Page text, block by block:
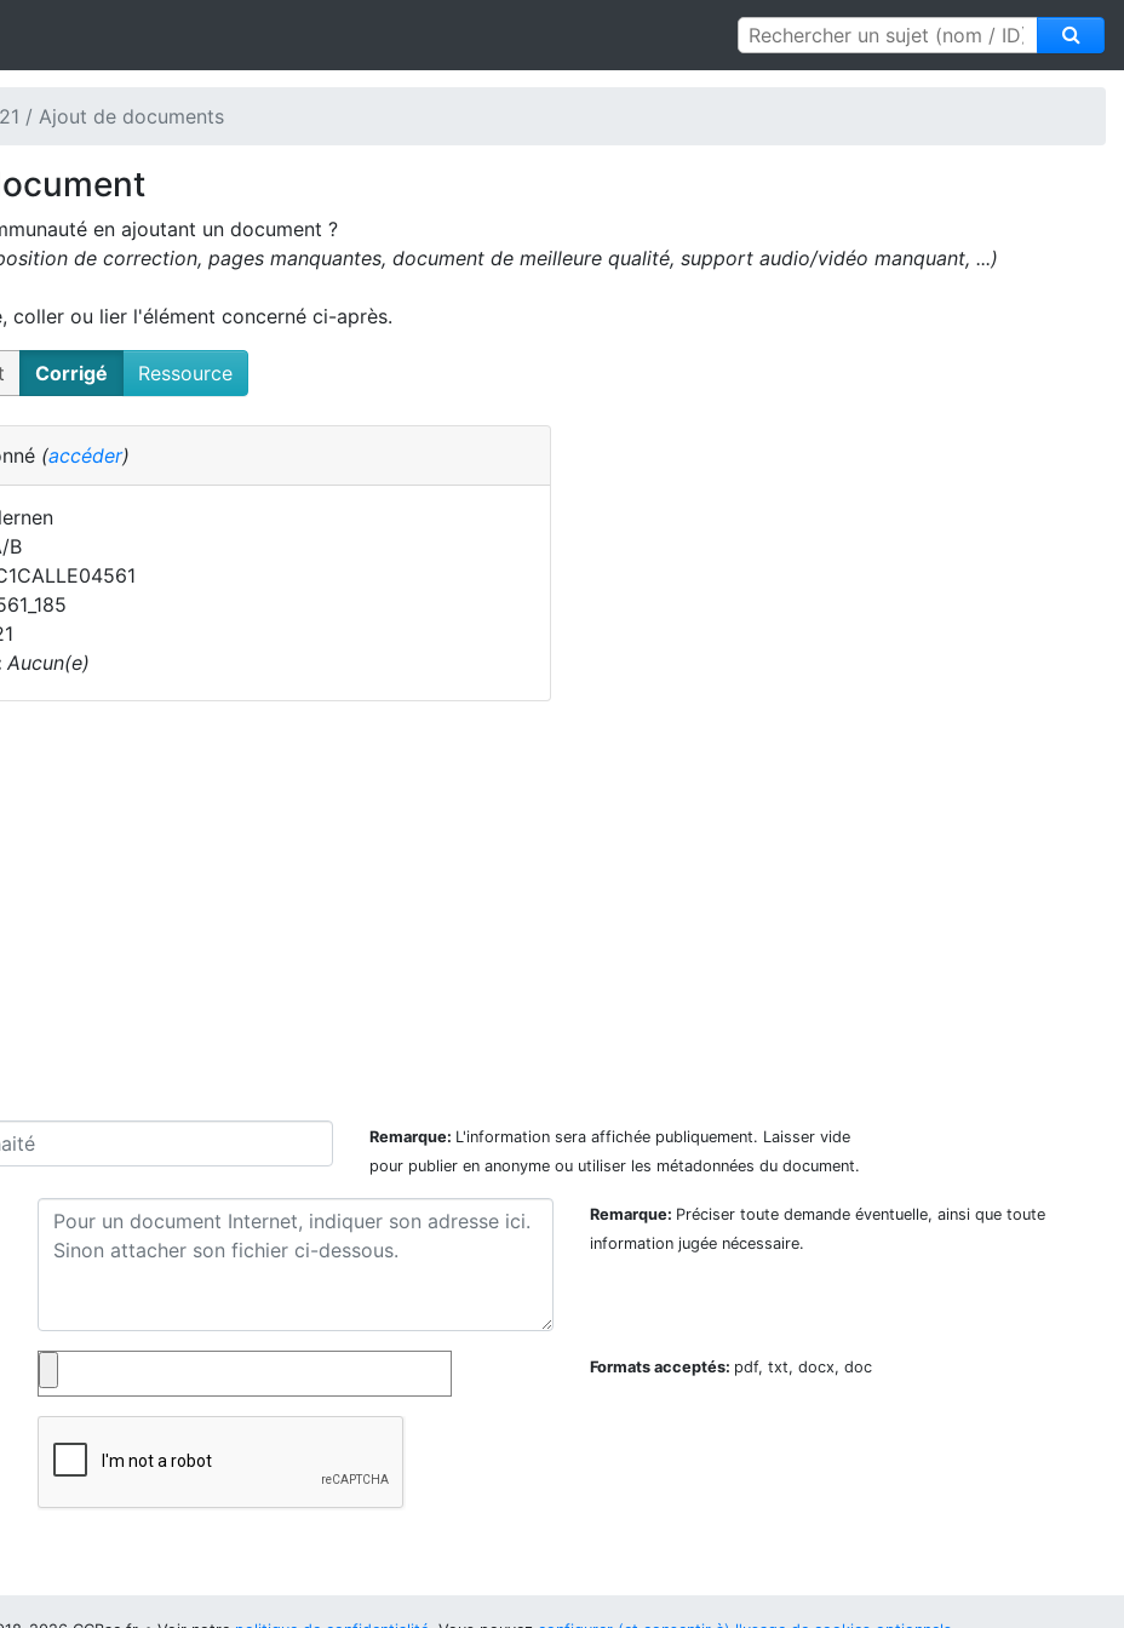
/ Ajout de documents
en ajoutant un document ?
de correction, pages manquantes, document de meilleure qualité, support audio/vidéo manquant, ...)
coller ou lier l'élément concerné ci-après.
Corrigé Ressource
(accéder)
B
Aucun(e)
Remarque: L'information sera affichée publiquement. Laisser vide
pour publier en anonyme ou utiliser les métadonnées du document.
Remarque: Préciser toute demande éventuelle, ainsi que toute
information jugée nécessaire.
Formats acceptés: pdf, txt, docx, doc